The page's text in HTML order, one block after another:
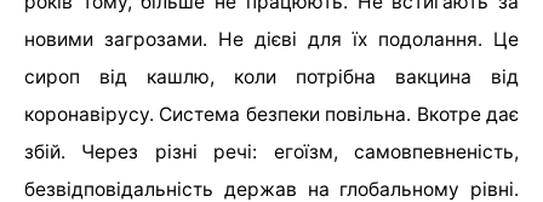
новими загрозами. Не дієві для їх подолання. Це
сироп від кашлю, коли потрібна вакцина від
коронавірусу. Система безпеки повільна. Вкотре дає
збій. Через різні речі: егоїзм, самовпевненість,
безвідповідальність держав на глобальному рівні.